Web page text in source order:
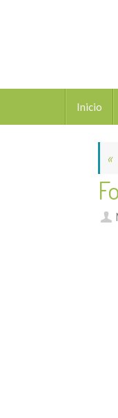
contenido
Inicio
«